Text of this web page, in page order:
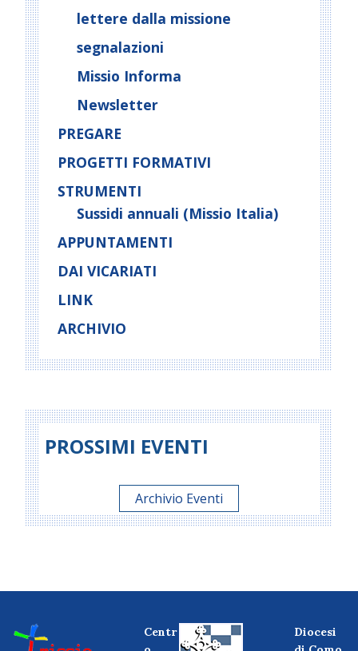
lettere dalla missione
segnalazioni
Missio Informa
Newsletter
PREGARE
PROGETTI FORMATIVI
STRUMENTI
Sussidi annuali (Missio Italia)
APPUNTAMENTI
DAI VICARIATI
LINK
ARCHIVIO
PROSSIMI EVENTI
Archivio Eventi
Centr
Diocesi